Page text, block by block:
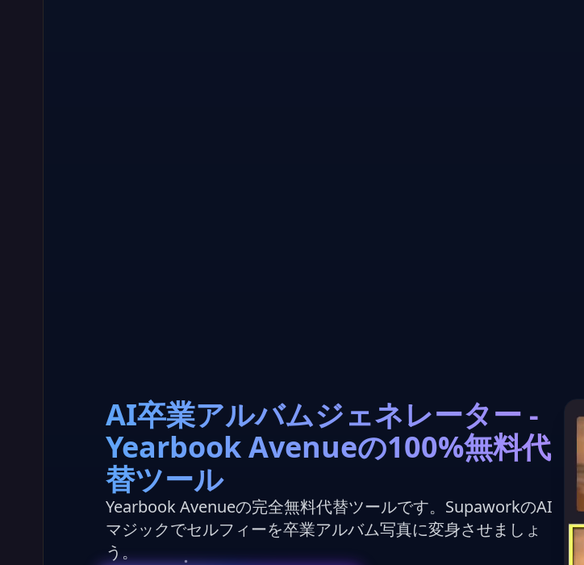
AI卒業アルバムジェネレーター -
Yearbook Avenueの100%無料代
替ツール
Yearbook Avenueの完全無料代替ツールです。SupaworkのAI
マジックでセルフィーを卒業アルバム写真に変身させましょ
う。